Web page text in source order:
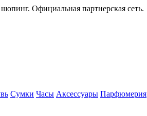
Официальная партнерская сеть.
Сумки Часы Аксессуары Парфюмерия